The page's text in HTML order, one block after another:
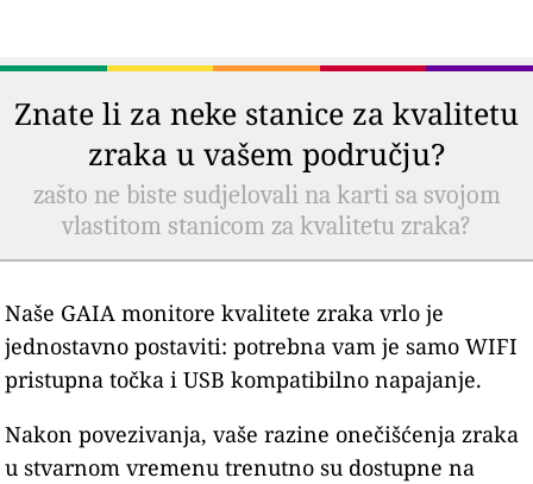
Znate li za neke stanice za kvalitetu
zraka u vašem području?
zašto ne biste sudjelovali na karti sa svojom
vlastitom stanicom za kvalitetu zraka?
Naše GAIA monitore kvalitete zraka vrlo je
jednostavno postaviti: potrebna vam je samo WIFI
pristupna točka i USB kompatibilno napajanje.
Nakon povezivanja, vaše razine onečišćenja zraka
u stvarnom vremenu trenutno su dostupne na